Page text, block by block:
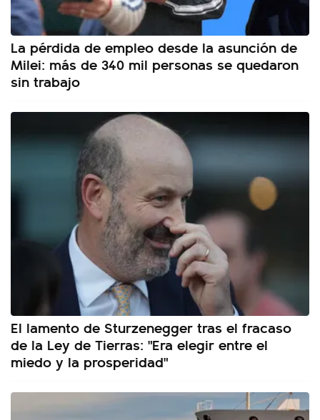
La pérdida de empleo desde la asunción de
Milei: más de 340 mil personas se quedaron
sin trabajo
El lamento de Sturzenegger tras el fracaso
de la Ley de Tierras: "Era elegir entre el
miedo y la prosperidad"